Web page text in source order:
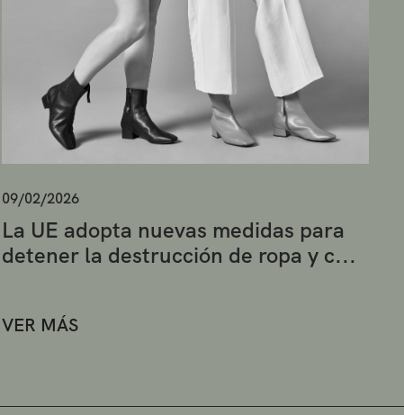
09/02/2026
La UE adopta nuevas medidas para
detener la destrucción de ropa y c...
VER MÁS